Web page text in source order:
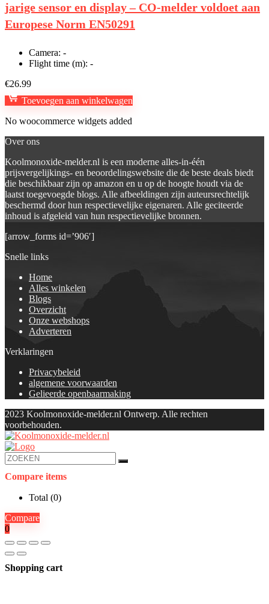
jarige sensor en display – CO-melder voldoet aan
Europese Norm EN50291
Camera: -
Flight time (m): -
€26.99
Toevoegen aan winkelwagen
No woocommerce widgets added
Over ons
Koolmonoxide-melder.nl is een moderne alles-in-één
prijsvergelijkings- en beoordelingswebsite die de beste deals biedt
die beschikbaar zijn op amazon en u op de hoogte houdt via de
laatst toegevoegde blogs. Alle afbeeldingen zijn auteursrechtelijk
beschermd door hun respectievelijke eigenaren. Alle geciteerde
inhoud is afgeleid van hun respectievelijke bronnen.
[arrow_forms id=’906′]
Snelle links
Home
Alles winkelen
Blogs
Overzicht
Onze webshops
Adverteren
Verklaringen
Privacybeleid
algemene voorwaarden
Gelieerde openbaarmaking
2023 Koolmonoxide-melder.nl Ontwerp. Alle rechten
voorbehouden.
Compare items
Total (0)
Compare
0
Shopping cart